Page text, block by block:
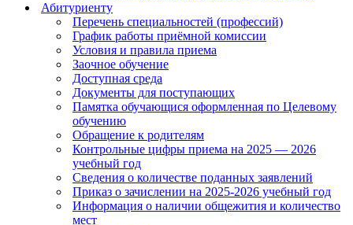
Абитуриенту
Перечень специальностей (профессий)
График работы приёмной комиссии
Условия и правила приема
Заочное обучение
Доступная среда
Документы для поступающих
Памятка обучающися оформленная по Целевому
обучению
Обращение к родителям
Контрольные цифры приема на 2025 — 2026
учебный год
Сведения о количестве поданных заявлений
Приказ о зачислении на 2025-2026 учебный год
Информация о наличии общежития и количество
мест